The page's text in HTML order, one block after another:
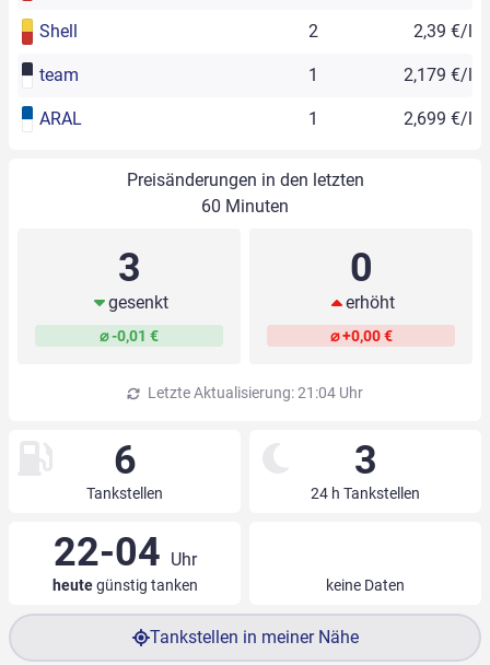
Shell 2 2,39 €/l
team 1 2,179 €/l
ARAL 1 2,699 €/l
Preisänderungen in den letzten
60 Minuten
3
gesenkt
⌀ -0,01 €
0
erhöht
⌀ +0,00 €
Letzte Aktualisierung: 21:04 Uhr
6
Tankstellen
3
24 h Tankstellen
22-04 Uhr
heutegünstig tanken keine Daten
Tankstellen in meiner Nähe